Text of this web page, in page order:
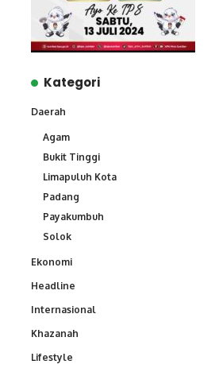
Kategori
Daerah
Agam
Bukit Tinggi
Limapuluh Kota
Padang
Payakumbuh
Solok
Ekonomi
Headline
Internasional
Khazanah
Lifestyle